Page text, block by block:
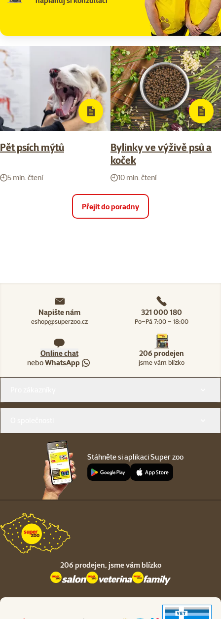
Pět psích mýtů
5 min. čtení
Bylinky ve výživě psů a
koček
10 min. čtení
Přejít do poradny
Napište nám
eshop@superzoo.cz
321 000 180
Po–Pá 7:00 – 18:00
Online chat
neboWhatsApp
206 prodejen
jsme vám blízko
Stáhněte si aplikaci Super zoo
206 prodejen, jsme vám blízko